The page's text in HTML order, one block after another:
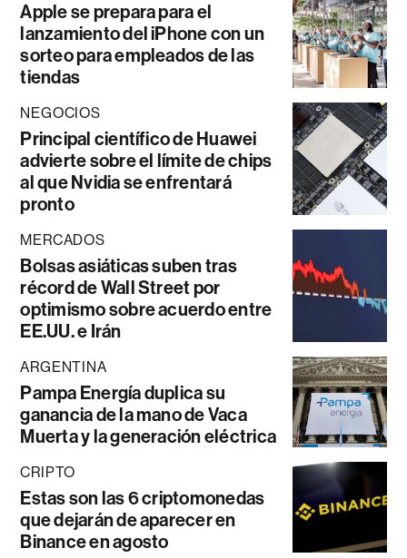
Apple se prepara para el
lanzamiento del iPhone con un
sorteo para empleados de las
tiendas
NEGOCIOS
Principal científico de Huawei
advierte sobre el límite de chips
al que Nvidia se enfrentará
pronto
MERCADOS
Bolsas asiáticas suben tras
récord de Wall Street por
optimismo sobre acuerdo entre
EE.UU. e Irán
ARGENTINA
Pampa Energía duplica su
ganancia de la mano de Vaca
Muerta y la generación eléctrica
CRIPTO
Estas son las 6 criptomonedas
que dejarán de aparecer en
Binance en agosto